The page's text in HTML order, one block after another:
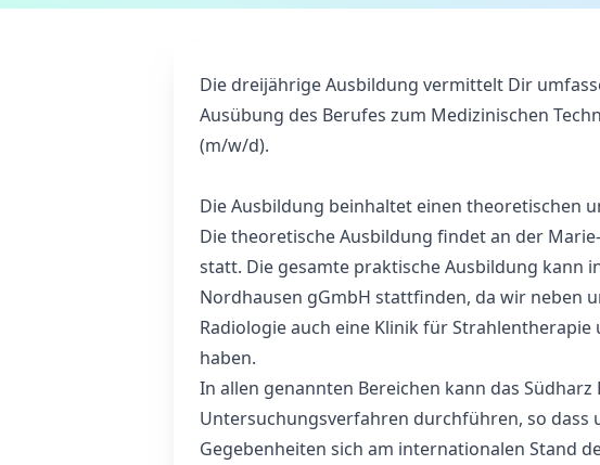
Die dreijährige Ausbildung vermittelt Dir
Ausübung des Berufes zum Medizinischen
(m/w/d).
Die Ausbildung beinhaltet einen theoretischen
Die theoretische Ausbildung findet an der
statt. Die gesamte praktische Ausbildung kann
Nordhausen gGmbH stattfinden, da wir neben
Radiologie auch eine Klinik für
haben.
In allen genannten Bereichen kann das
Untersuchungsverfahren durchführen, so dass
Gegebenheiten sich am internationalen Stand